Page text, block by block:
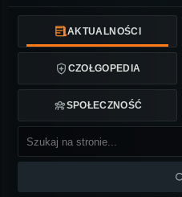
AKTUALNOŚCI
CZOŁGOPEDIA
SPOŁECZNOŚĆ